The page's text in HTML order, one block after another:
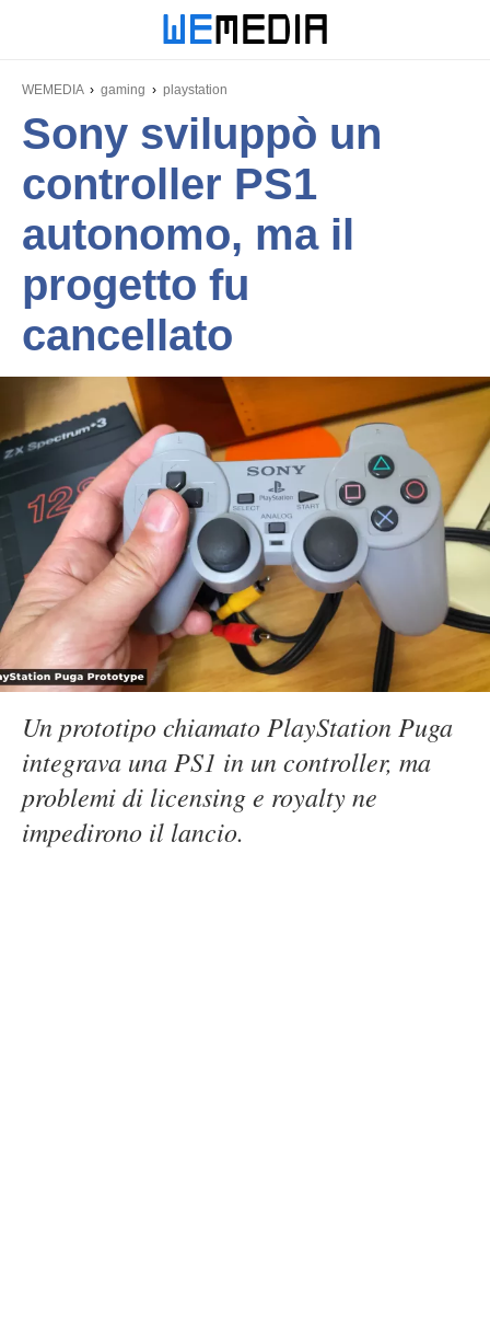
WEMEDIA gaming playstation
Sony sviluppò un
controller PS1
autonomo, ma il
progetto fu
cancellato
Un prototipo chiamato PlayStation Puga
integrava una PS1 in un controller, ma
problemi di licensing e royalty ne
impedirono il lancio.